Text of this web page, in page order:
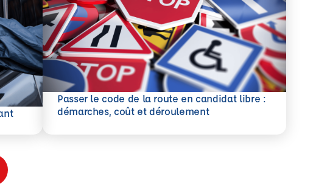
Passer le code de la route en candidat libre :
démarches, coût et déroulement
En savoir plus